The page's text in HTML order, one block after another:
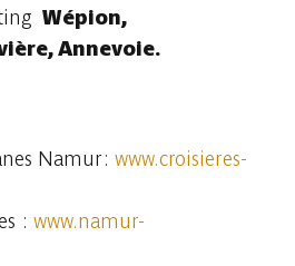
Wépion,
Annevoie.
Namur : www.croisieres-
: www.namur-